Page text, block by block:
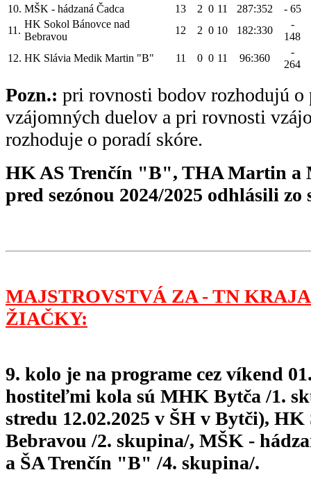
10. MŠK - hádzaná Čadca 13 2 0 11 287:352
- 65
11.
HK Sokol Bánovce nad
Bebravou
12 2 0 10 182:330
-
148
12. HK Slávia Medik Martin "B" 11 0 0 11 96:360
-
264
Pozn.: pri rovnosti bodov rozhodujú o
vzájomných duelov a pri rovnosti
rozhoduje o poradí skóre.
HK AS Trenčín "B", THA Martin
pred sezónou 2024/2025 odhlásili zo
MAJSTROVSTVÁ ZA - TN
ŽIAČKY:
9. kolo je na programe cez víkend
hostiteľmi kola sú MHK Bytča /1.
stredu 12.02.2025 v ŠH v Bytči), HK
Bebravou /2. skupina/, MŠK -
a ŠA Trenčín "B" /4. skupina/.